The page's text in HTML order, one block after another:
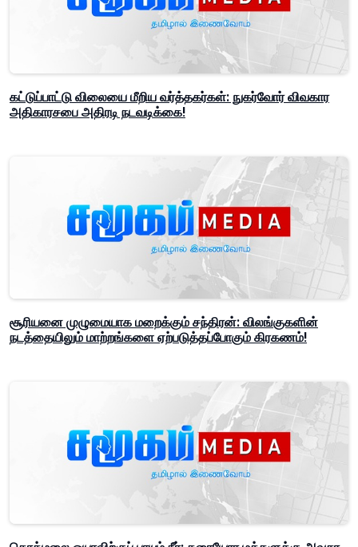
கட்டுப்பாட்டு விலையை மீறிய வர்த்தகர்கள்: நுகர்வோர் விவகார
அதிகாரசபை அதிரடி நடவடிக்கை!
சூரியனை முழுமையாக மறைக்கும் சந்திரன்: விலங்குகளின்
நடத்தையிலும் மாற்றங்களை ஏற்படுத்தப்போகும் கிரகணம்!